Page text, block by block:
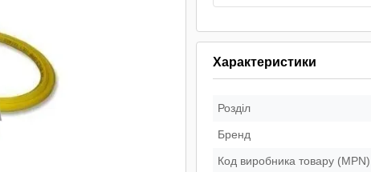
Характеристики
Розділ
Бренд
Код виробника товару (MPN)